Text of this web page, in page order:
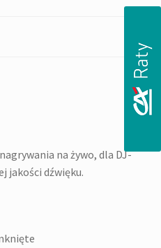
na żywo, dla DJ-
jakości dźwięku.